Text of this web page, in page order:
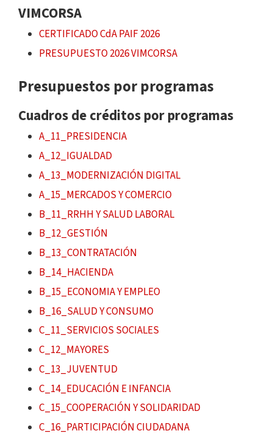
VIMCORSA
CERTIFICADO CdA PAIF 2026
PRESUPUESTO 2026 VIMCORSA
Presupuestos por programas
Cuadros de créditos por programas
A_11_PRESIDENCIA
A_12_IGUALDAD
A_13_MODERNIZACIÓN DIGITAL
A_15_MERCADOS Y COMERCIO
B_11_RRHH Y SALUD LABORAL
B_12_GESTIÓN
B_13_CONTRATACIÓN
B_14_HACIENDA
B_15_ECONOMIA Y EMPLEO
B_16_SALUD Y CONSUMO
C_11_SERVICIOS SOCIALES
C_12_MAYORES
C_13_JUVENTUD
C_14_EDUCACIÓN E INFANCIA
C_15_COOPERACIÓN Y SOLIDARIDAD
C_16_PARTICIPACIÓN CIUDADANA